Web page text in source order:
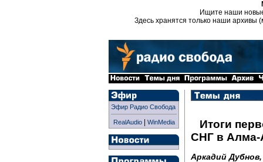
Ищите наши
Здесь хранятся только наши архивы
Эфир Радио Свобода
RealAudio| WinMedia
Итоги
СНГ в Алма-
Аркадий